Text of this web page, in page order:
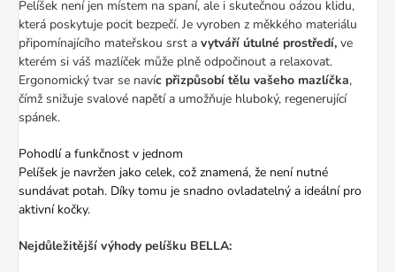
Pelíšek není jen místem na spaní, ale i skutečnou oázou klidu,
která poskytuje pocit bezpečí. Je vyroben z měkkého materiálu
připomínajícího mateřskou srst a vytváří útulné prostředí, ve
kterém si váš mazlíček může plně odpočinout a relaxovat.
Ergonomický tvar se navíc přizpůsobí tělu vašeho mazlíčka,
čímž snižuje svalové napětí a umožňuje hluboký, regenerující
spánek.
Pohodlí a funkčnost v jednom
Pelíšek je navržen jako celek, což znamená, že není nutné
sundávat potah. Díky tomu je snadno ovladatelný a ideální pro
aktivní kočky.
Nejdůležitější výhody pelíšku BELLA: